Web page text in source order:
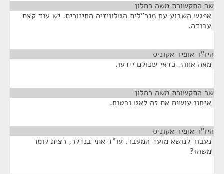
שר התקשורת משה כחלון
אפגש השבוע עם מנכ"לית הטלוויזיה החינוכית. יש עוד קצת
עבודה.
היו"ר אופיר אקוניס
מאה אחוז. כדאי שכולם יידעו.
שר התקשורת משה כחלון
אנחנו עושים את זה לאט ובטוח.
היו"ר אופיר אקוניס
נעבור לנושא מועד המעבר. עו"ד אתי בנדלר, רצית לומר
משהו?